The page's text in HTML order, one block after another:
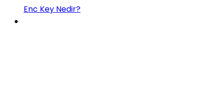
Enc Key Nedir?